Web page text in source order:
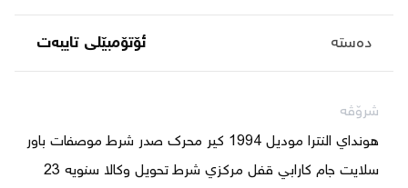
دەستە ئۆتۆمبێلی تایبه‌ت
شرۆڤە